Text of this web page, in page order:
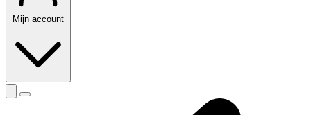
Mijn account